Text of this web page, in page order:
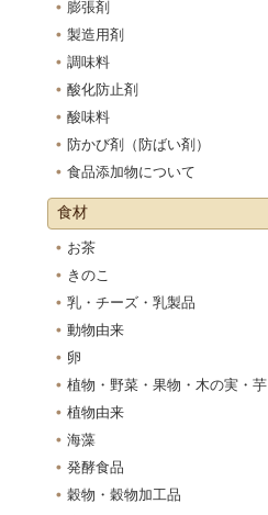
膨張剤
製造用剤
調味料
酸化防止剤
酸味料
防かび剤（防ばい剤）
食品添加物について
食材
お茶
きのこ
乳・チーズ・乳製品
動物由来
卵
植物・野菜・果物・木の実・芋
植物由来
海藻
発酵食品
穀物・穀物加工品